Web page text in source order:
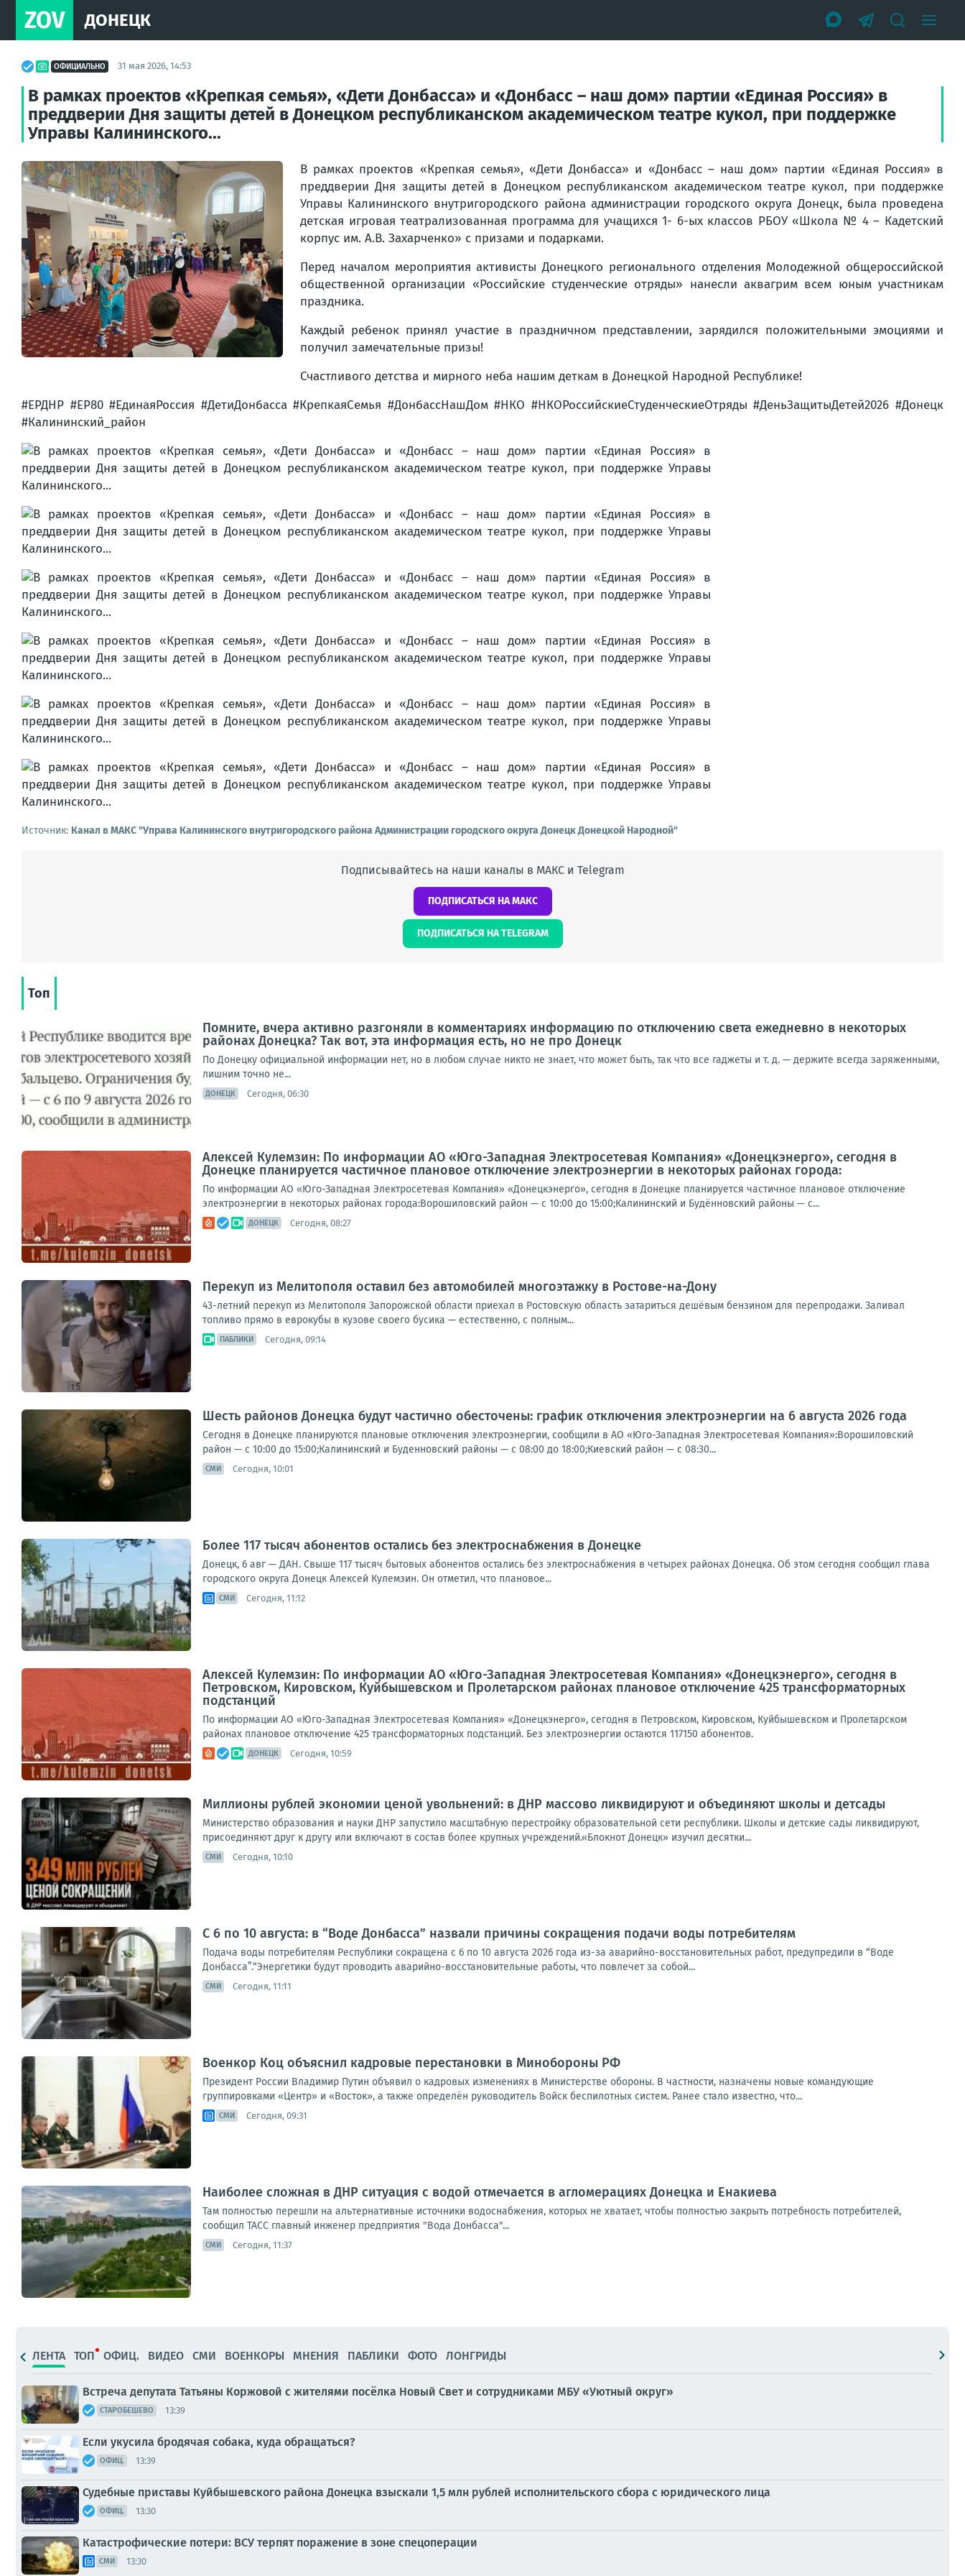
ZOV ДОНЕЦК
ОФИЦИАЛЬНО 31 мая 2026, 14:53
В рамках проектов «Крепкая семья», «Дети Донбасса» и «Донбасс – наш дом» партии «Единая Россия» в
преддверии Дня защиты детей в Донецком республиканском академическом театре кукол, при поддержке
Управы Калининского...
В рамках проектов «Крепкая семья», «Дети Донбасса» и «Донбасс – наш дом» партии «Единая Россия» в
преддверии Дня защиты детей в Донецком республиканском академическом театре кукол, при поддержке
Управы Калининского внутригородского района администрации городского округа Донецк, была проведена
детская игровая театрализованная программа для учащихся 1- 6-ых классов РБОУ «Школа № 4 – Кадетский
корпус им. А.В. Захарченко» с призами и подарками.
Перед началом мероприятия активисты Донецкого регионального отделения Молодежной общероссийской
общественной организации «Российские студенческие отряды» нанесли аквагрим всем юным участникам
праздника.
Каждый ребенок принял участие в праздничном представлении, зарядился положительными эмоциями и
получил замечательные призы!
Счастливого детства и мирного неба нашим деткам в Донецкой Народной Республике!
#ЕРДНР #ЕР80 #ЕдинаяРоссия #ДетиДонбасса #КрепкаяСемья #ДонбассНашДом #НКО #НКОРоссийскиеСтуденческиеОтряды #ДеньЗащитыДетей2026 #Донецк
#Калининский_район
Источник: Канал в МАКС "Управа Калининского внутригородского района Администрации городского округа Донецк Донецкой Народной"
Подписывайтесь на наши каналы в МАКС и Telegram
ПОДПИСАТЬСЯ НА МАКС
ПОДПИСАТЬСЯ НА TELEGRAM
Топ
Помните, вчера активно разгоняли в комментариях информацию по отключению света ежедневно в некоторых
районах Донецка? Так вот, эта информация есть, но не про Донецк
По Донецку официальной информации нет, но в любом случае никто не знает, что может быть, так что все гаджеты и т. д. — держите всегда заряженными,
лишним точно не...
ДОНЕЦК Сегодня, 06:30
Алексей Кулемзин: По информации АО «Юго-Западная Электросетевая Компания» «Донецкэнерго», сегодня в
Донецке планируется частичное плановое отключение электроэнергии в некоторых районах города:
По информации АО «Юго-Западная Электросетевая Компания» «Донецкэнерго», сегодня в Донецке планируется частичное плановое отключение
электроэнергии в некоторых районах города:Ворошиловский район — с 10:00 до 15:00;Калининский и Будённовский районы — с...
ДОНЕЦК Сегодня, 08:27
Перекуп из Мелитополя оставил без автомобилей многоэтажку в Ростове-на-Дону
43-летний перекуп из Мелитополя Запорожской области приехал в Ростовскую область затариться дешёвым бензином для перепродажи. Заливал
топливо прямо в еврокубы в кузове своего бусика — естественно, с полным...
ПАБЛИКИ Сегодня, 09:14
Шесть районов Донецка будут частично обесточены: график отключения электроэнергии на 6 августа 2026 года
Сегодня в Донецке планируются плановые отключения электроэнергии, сообщили в АО «Юго-Западная Электросетевая Компания»:Ворошиловский
район — с 10:00 до 15:00;Калининский и Буденновский районы — с 08:00 до 18:00;Киевский район — с 08:30...
СМИ Сегодня, 10:01
Более 117 тысяч абонентов остались без электроснабжения в Донецке
Донецк, 6 авг — ДАН. Свыше 117 тысяч бытовых абонентов остались без электроснабжения в четырех районах Донецка. Об этом сегодня сообщил глава
городского округа Донецк Алексей Кулемзин. Он отметил, что плановое...
СМИ Сегодня, 11:12
Алексей Кулемзин: По информации АО «Юго-Западная Электросетевая Компания» «Донецкэнерго», сегодня в
Петровском, Кировском, Куйбышевском и Пролетарском районах плановое отключение 425 трансформаторных
подстанций
По информации АО «Юго-Западная Электросетевая Компания» «Донецкэнерго», сегодня в Петровском, Кировском, Куйбышевском и Пролетарском
районах плановое отключение 425 трансформаторных подстанций. Без электроэнергии остаются 117150 абонентов.
ДОНЕЦК Сегодня, 10:59
Миллионы рублей экономии ценой увольнений: в ДНР массово ликвидируют и объединяют школы и детсады
Министерство образования и науки ДНР запустило масштабную перестройку образовательной сети республики. Школы и детские сады ликвидируют,
присоединяют друг к другу или включают в состав более крупных учреждений.«Блокнот Донецк» изучил десятки...
СМИ Сегодня, 10:10
С 6 по 10 августа: в “Воде Донбасса” назвали причины сокращения подачи воды потребителям
Подача воды потребителям Республики сокращена с 6 по 10 августа 2026 года из-за аварийно-восстановительных работ, предупредили в “Воде
Донбасса”.“Энергетики будут проводить аварийно-восстановительные работы, что повлечет за собой...
СМИ Сегодня, 11:11
Военкор Коц объяснил кадровые перестановки в Минобороны РФ
Президент России Владимир Путин объявил о кадровых изменениях в Министерстве обороны. В частности, назначены новые командующие
группировками «Центр» и «Восток», а также определён руководитель Войск беспилотных систем. Ранее стало известно, что...
СМИ Сегодня, 09:31
Наиболее сложная в ДНР ситуация с водой отмечается в агломерациях Донецка и Енакиева
Там полностью перешли на альтернативные источники водоснабжения, которых не хватает, чтобы полностью закрыть потребность потребителей,
сообщил ТАСС главный инженер предприятия "Вода Донбасса"...
СМИ Сегодня, 11:37
ЛЕНТА ТОП ОФИЦ. ВИДЕО СМИ ВОЕНКОРЫ МНЕНИЯ ПАБЛИКИ ФОТО ЛОНГРИДЫ
Встреча депутата Татьяны Коржовой с жителями посёлка Новый Свет и сотрудниками МБУ «Уютный округ»
СТАРОБЕШЕВО 13:39
Если укусила бродячая собака, куда обращаться?
ОФИЦ. 13:39
Судебные приставы Куйбышевского района Донецка взыскали 1,5 млн рублей исполнительского сбора с юридического лица
ОФИЦ. 13:30
Катастрофические потери: ВСУ терпят поражение в зоне спецоперации
СМИ 13:30